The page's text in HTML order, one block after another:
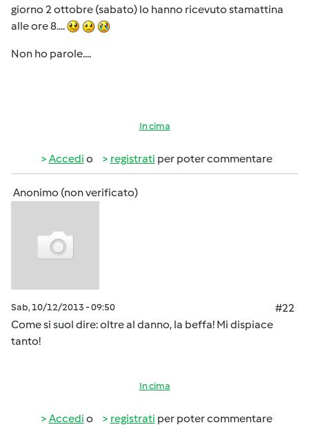
giorno 2 ottobre (sabato) lo hanno ricevuto stamattina
alle ore 8....
Non ho parole....
In cima
Accedi o registrati per poter commentare
Anonimo (non verificato)
Sab, 10/12/2013 - 09:50
#22
Come si suol dire: oltre al danno, la beffa! Mi dispiace
tanto!
In cima
Accedi o registrati per poter commentare